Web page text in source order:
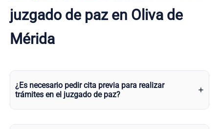
juzgado de paz en Oliva de
Mérida
¿Es necesario pedir cita previa para realizar
trámites en el juzgado de paz?